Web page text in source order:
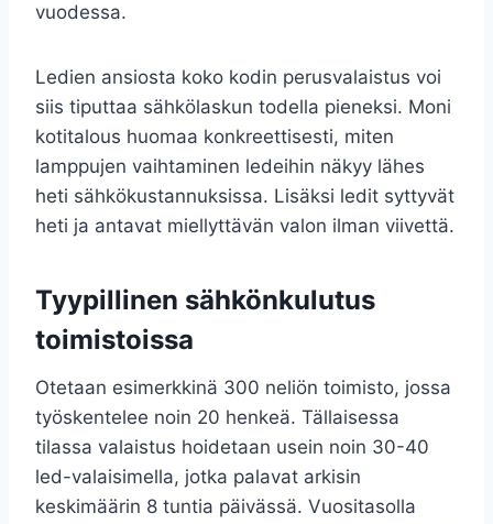
vuodessa.
Ledien ansiosta koko kodin perusvalaistus voi
siis tiputtaa sähkölaskun todella pieneksi. Moni
kotitalous huomaa konkreettisesti, miten
lamppujen vaihtaminen ledeihin näkyy lähes
heti sähkökustannuksissa. Lisäksi ledit syttyvät
heti ja antavat miellyttävän valon ilman viivettä.
Tyypillinen sähkönkulutus
toimistoissa
Otetaan esimerkkinä 300 neliön toimisto, jossa
työskentelee noin 20 henkeä. Tällaisessa
tilassa valaistus hoidetaan usein noin 30-40
led-valaisimella, jotka palavat arkisin
keskimäärin 8 tuntia päivässä. Vuositasolla